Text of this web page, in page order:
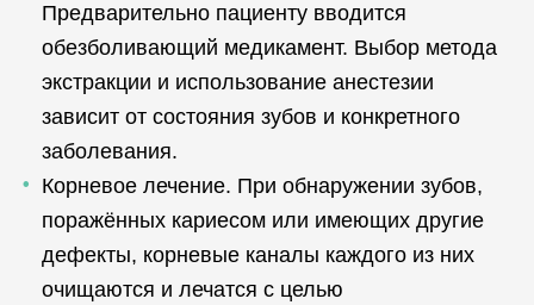
Предварительно пациенту вводится
обезболивающий медикамент. Выбор метода
экстракции и использование анестезии
зависит от состояния зубов и конкретного
заболевания.
Корневое лечение. При обнаружении зубов,
поражённых кариесом или имеющих другие
дефекты, корневые каналы каждого из них
очищаются и лечатся с целью